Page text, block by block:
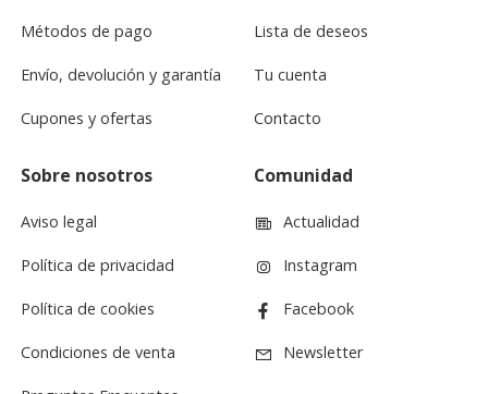
Métodos de pago
Envío, devolución y garantía
Cupones y ofertas
Lista de deseos
Tu cuenta
Contacto
Sobre nosotros
Aviso legal
Política de privacidad
Política de cookies
Condiciones de venta
Comunidad
Actualidad
Instagram
Facebook
Newsletter